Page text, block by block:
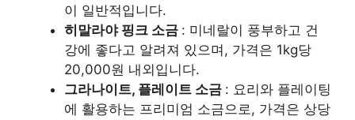
이 일반적입니다.
히말라야 핑크 소금 : 미네랄이 풍부하고 건
강에 좋다고 알려져 있으며, 가격은 1kg당
20,000원 내외입니다.
그라나이트, 플레이트 소금 : 요리와 플레이팅
에 활용하는 프리미엄 소금으로, 가격은 상당